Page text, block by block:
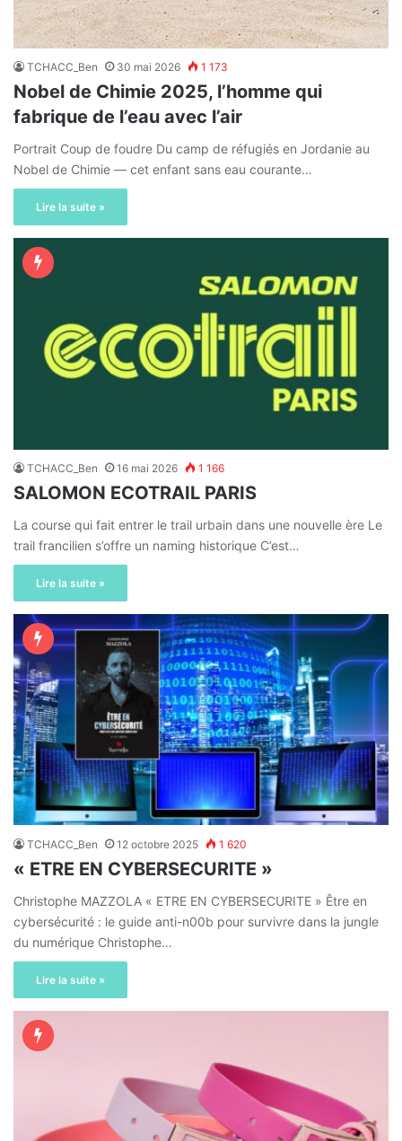
TCHACC_Ben 30 mai 2026 1 173
Nobel de Chimie 2025, l’homme qui
fabrique de l’eau avec l’air
Portrait Coup de foudre Du camp de réfugiés en Jordanie au
Nobel de Chimie — cet enfant sans eau courante…
Lire la suite »
TCHACC_Ben 16 mai 2026 1 166
SALOMON ECOTRAIL PARIS
La course qui fait entrer le trail urbain dans une nouvelle ère Le
trail francilien s’offre un naming historique C’est…
Lire la suite »
TCHACC_Ben 12 octobre 2025 1 620
« ETRE EN CYBERSECURITE »
Christophe MAZZOLA « ETRE EN CYBERSECURITE » Être en
cybersécurité : le guide anti-n00b pour survivre dans la jungle
du numérique Christophe…
Lire la suite »